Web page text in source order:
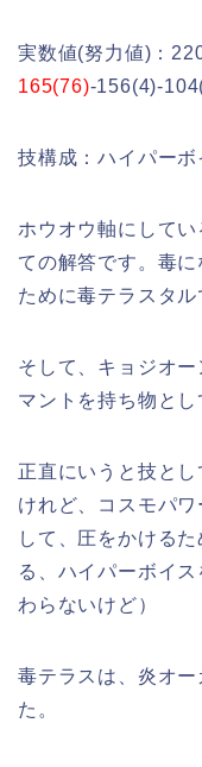
実数値(努力値)：
165(76)-156(4)-
技構成：ハイパー
ホウオウ軸にして
ての解答です。毒
ために毒テラスタル
そして、キョジオ
マントを持ち物とし
正直にいうと技と
けれど、コスモパ
して、圧をかける
る、ハイパーボイ
わらないけど）
毒テラスは、炎オ
た。